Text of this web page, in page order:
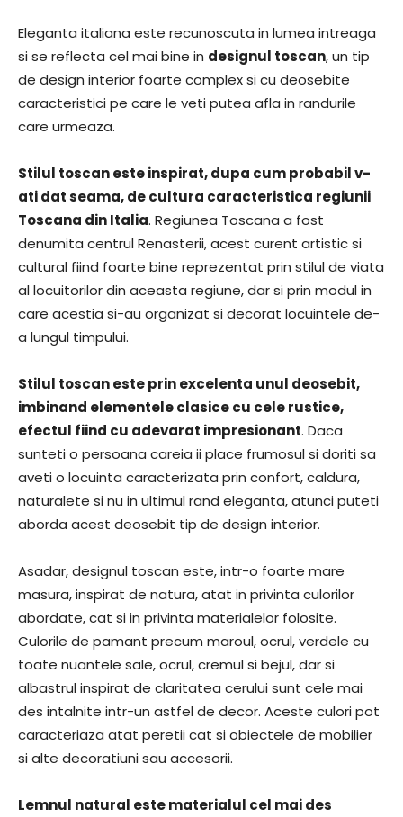
Eleganta italiana este recunoscuta in lumea intreaga
si se reflecta cel mai bine in designul toscan, un tip
de design interior foarte complex si cu deosebite
caracteristici pe care le veti putea afla in randurile
care urmeaza.
Stilul toscan este inspirat, dupa cum probabil v-
ati dat seama, de cultura caracteristica regiunii
Toscana din Italia. Regiunea Toscana a fost
denumita centrul Renasterii, acest curent artistic si
cultural fiind foarte bine reprezentat prin stilul de viata
al locuitorilor din aceasta regiune, dar si prin modul in
care acestia si-au organizat si decorat locuintele de-
a lungul timpului.
Stilul toscan este prin excelenta unul deosebit,
imbinand elementele clasice cu cele rustice,
efectul fiind cu adevarat impresionant. Daca
sunteti o persoana careia ii place frumosul si doriti sa
aveti o locuinta caracterizata prin confort, caldura,
naturalete si nu in ultimul rand eleganta, atunci puteti
aborda acest deosebit tip de design interior.
Asadar, designul toscan este, intr-o foarte mare
masura, inspirat de natura, atat in privinta culorilor
abordate, cat si in privinta materialelor folosite.
Culorile de pamant precum maroul, ocrul, verdele cu
toate nuantele sale, ocrul, cremul si bejul, dar si
albastrul inspirat de claritatea cerului sunt cele mai
des intalnite intr-un astfel de decor. Aceste culori pot
caracteriaza atat peretii cat si obiectele de mobilier
si alte decoratiuni sau accesorii.
Lemnul natural este materialul cel mai des